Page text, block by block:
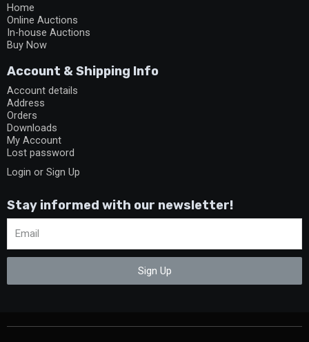
Home
Online Auctions
In-house Auctions
Buy Now
Account & Shipping Info
Account details
Address
Orders
Downloads
My Account
Lost password
Login or Sign Up
Stay informed with our newsletter!
Sign Up